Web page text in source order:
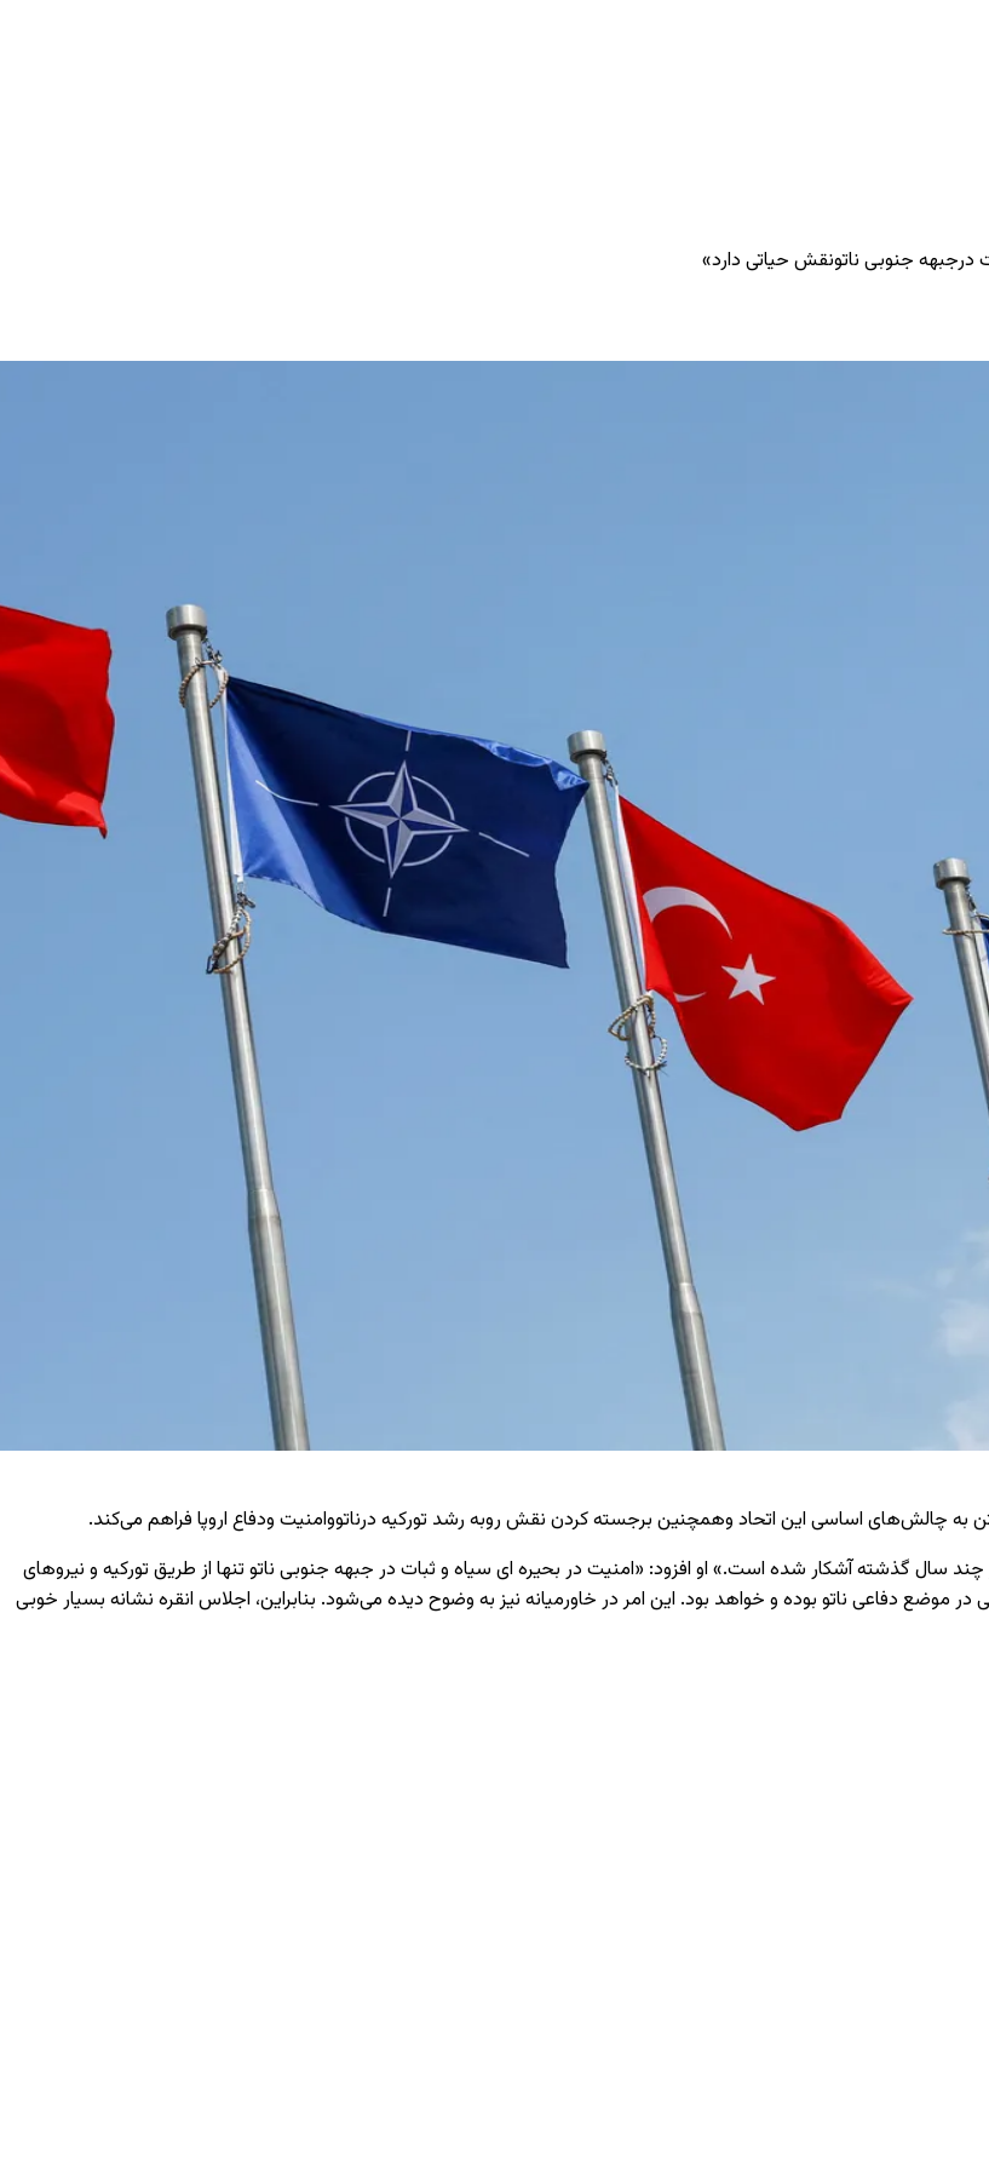
درجبهه جنوبی ناتونقش حیاتی دارد»
به چالش‌های اساسی این اتحاد وهمچنین برجسته کردن نقش روبه رشد تورکیه درناتووامنیت ودفاع اروپا فراهم می‌کند.
سال گذشته آشکار شده است.» او افزود: «امنیت در بحیره ای سیاه و ثبات در جبهه جنوبی ناتو تنها از طریق تورکیه و نیروهای
دفاعی ناتو بوده و خواهد بود. این امر در خاورمیانه نیز به وضوح دیده می‌شود. بنابراین، اجلاس انقره نشانه بسیار خوبی